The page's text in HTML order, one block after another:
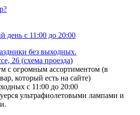
день с 11:00 до 20:00
без выходных.
26 (схема проезда)
с огромным ассортиментом (в
который есть на сайте)
с 11:00 до 20:00
ультрафиолетовыми лампами и